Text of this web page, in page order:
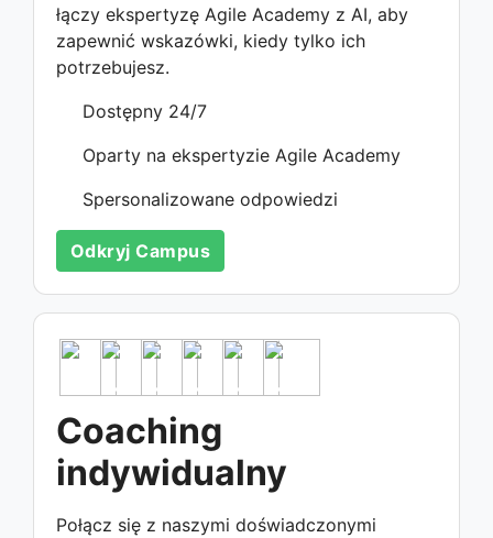
łączy ekspertyzę Agile Academy z AI, aby
zapewnić wskazówki, kiedy tylko ich
potrzebujesz.
Dostępny 24/7
Oparty na ekspertyzie Agile Academy
Spersonalizowane odpowiedzi
Odkryj Campus
Coaching
indywidualny
Połącz się z naszymi doświadczonymi